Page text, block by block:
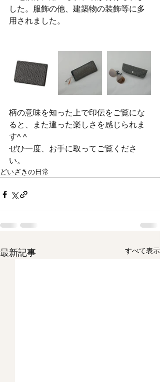
した。服飾の他、建築物の装飾等に多
用されました。
柄の意味を知った上で印伝をご覧にな
ると、また違った楽しさを感じられま
す^ ^
ぜひ一度、お手に取ってご覧くださ
い。
どいざきの日常
最新記事 すべて表示